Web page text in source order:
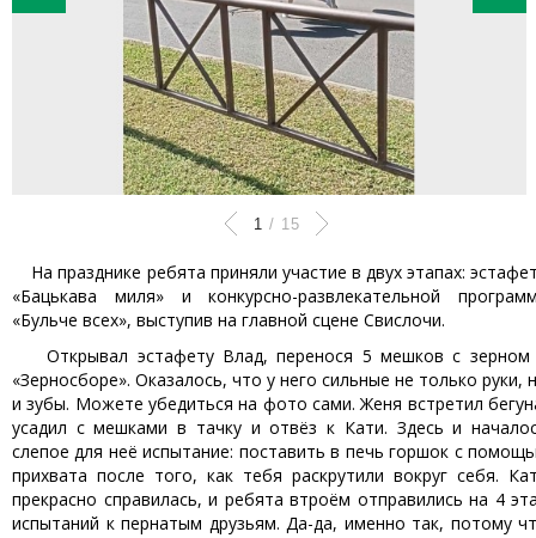
1 / 15
На празднике ребята приняли участие в двух этапах:
«Бацькава миля» и конкурсно-развлекательной
«Бульче всех», выступив на главной сцене Свислочи.
Открывал эстафету Влад, перенося 5 мешков с зерном
«Зерносборе». Оказалось, что у него сильные не только руки,
и зубы. Можете убедиться на фото сами. Женя встретил
усадил с мешками в тачку и отвёз к Кати. Здесь и
слепое для неё испытание: поставить в печь горшок с
прихвата после того, как тебя раскрутили вокруг себя.
прекрасно справилась, и ребята втроём отправились на 4
испытаний к пернатым друзьям. Да-да, именно так, потому